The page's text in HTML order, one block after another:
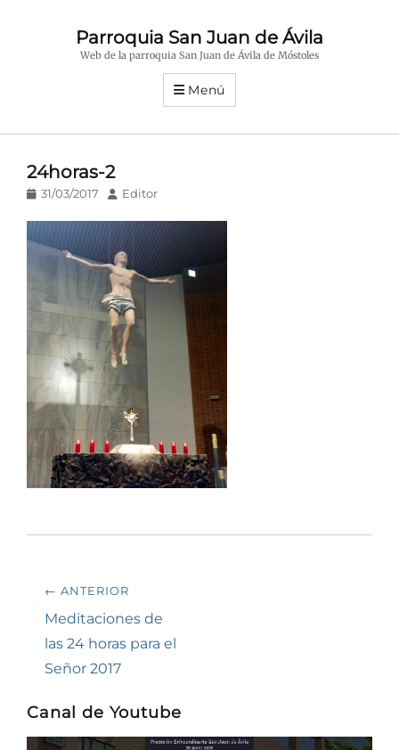
Parroquia San Juan de Ávila
Web de la parroquia San Juan de Ávila de Móstoles
Menú
24horas-2
Publicado
31/03/2017 AutorEditor
Navegación
de
entradas
← ANTERIOR
Entrada
anterior:
Meditaciones de
las 24 horas para el
Señor 2017
Canal de Youtube